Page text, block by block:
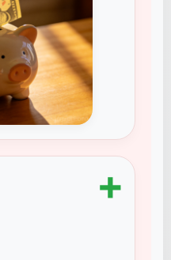
➕